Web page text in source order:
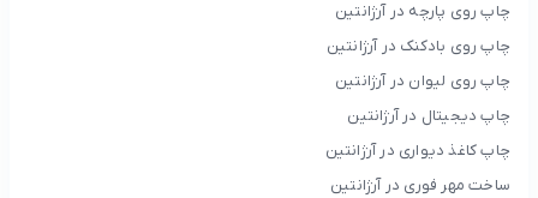
چاپ روی پارچه در آرژانتین
چاپ روی بادکنک در آرژانتین
چاپ روی لیوان در آرژانتین
چاپ دیجیتال در آرژانتین
چاپ کاغذ دیواری در آرژانتین
ساخت مهر فوری در آرژانتین